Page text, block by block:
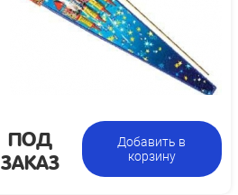
112 х 820 х 45
Вес упаковки,
1
Цена указана
ПОД
ЗАКАЗ
Добавить в
корзину